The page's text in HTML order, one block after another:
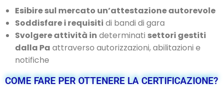
Esibire sul mercato un’attestazione autorevole
Soddisfare i requisiti di bandi di gara
Svolgere attività in determinati settori gestiti
dalla Pa attraverso autorizzazioni, abilitazioni e
notifiche
COME FARE PER OTTENERE LA CERTIFICAZIONE?